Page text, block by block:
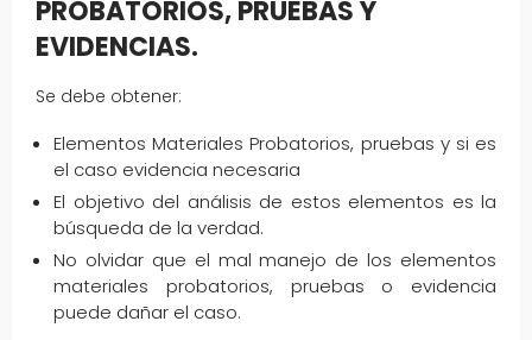
PROBATORIOS, PRUEBAS Y
EVIDENCIAS.
Se debe obtener:
Elementos Materiales Probatorios, pruebas y si es
el caso evidencia necesaria
El objetivo del análisis de estos elementos es la
búsqueda de la verdad.
No olvidar que el mal manejo de los elementos
materiales probatorios, pruebas o evidencia
puede dañar el caso.